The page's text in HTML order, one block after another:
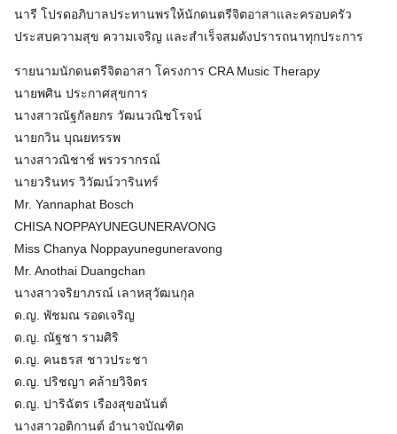
นารี โปรดอภิบาลประทานพรให้นักดนตรีจิตอาสาและครอบครัว
ประสบความสุข ความเจริญ และสำเร็จสมดังปรารถนาทุกประการ
รายนามนักดนตรีจิตอาสา โครงการ CRA Music Therapy
นายพศิน ประกาศสุขการ
นางสาวณัฐกัลยกร วัฒนวณิชโรจน์
นายกวิน บุณยทรรพ
นางสาวณิชาช์ พรวรากรณ์
นายวรินทร วิวัฒน์วารินทร์
Mr. Yannaphat Bosch
CHISA NOPPAYUNEGUNERAVONG
Miss Chanya Noppayuneguneravong
Mr. Anothai Duangchan
นางสาวจริยาภรณ์ เลาหสุวัฒนกุล
ด.ญ. พัชมณ รอดเจริญ
ด.ญ. ณัฐชา รามศิริ
ด.ญ. คนธรส ชาวประชา
ด.ญ. ปริชญา คล้ายวิจิตร
ด.ญ. ปาริฉัตร เรืองสุขอนันต์
นางสาวอติกานต์ อำนาจบัณฑิต